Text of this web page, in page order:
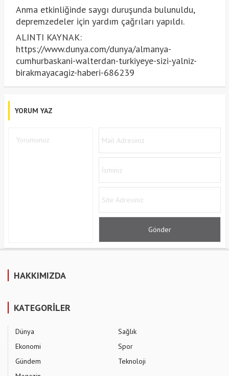
Anma etkinliğinde saygı duruşunda bulunuldu,
depremzedeler için yardım çağrıları yapıldı.
ALINTI KAYNAK:
https://www.dunya.com/dunya/almanya-
cumhurbaskani-walterdan-turkiyeye-sizi-yalniz-
birakmayacagiz-haberi-686239
YORUM YAZ
HAKKIMIZDA
KATEGORİLER
Dünya
Ekonomi
Gündem
Sağlık
Spor
Teknoloji